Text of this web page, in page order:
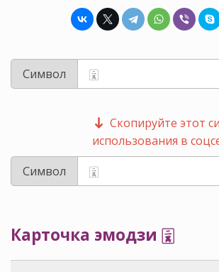
Символ
Скопируйте этот
использования в
Символ
Карточка эмодзи 🀈